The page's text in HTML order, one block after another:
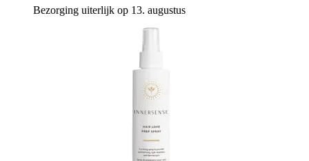
Bezorging uiterlijk op 13. augustus